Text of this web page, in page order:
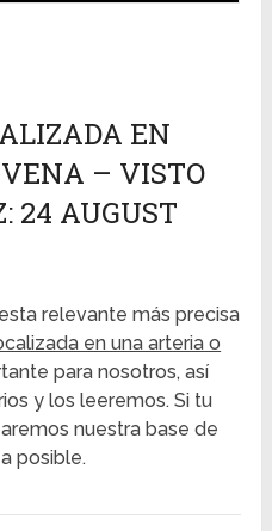
EN
– VISTO
24 AUGUST
relevante más precisa
en una arteria o
para nosotros, así
y los leeremos. Si tu
nuestra base de
posible.